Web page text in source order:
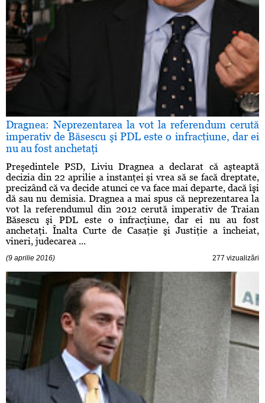
Dragnea: Neprezentarea la vot la referendum cerută
imperativ de Băsescu şi PDL este o infracţiune, dar ei
nu au fost anchetaţi
Preşedintele PSD, Liviu Dragnea a declarat că aşteaptă
decizia din 22 aprilie a instanţei şi vrea să se facă dreptate,
precizând că va decide atunci ce va face mai departe, dacă îşi
dă sau nu demisia. Dragnea a mai spus că neprezentarea la
vot la referendumul din 2012 cerută imperativ de Traian
Băsescu şi PDL este o infracţiune, dar ei nu au fost
anchetaţi. Înalta Curte de Casaţie şi Justiţie a încheiat,
vineri, judecarea ...
(9 aprilie 2016) 277 vizualizări